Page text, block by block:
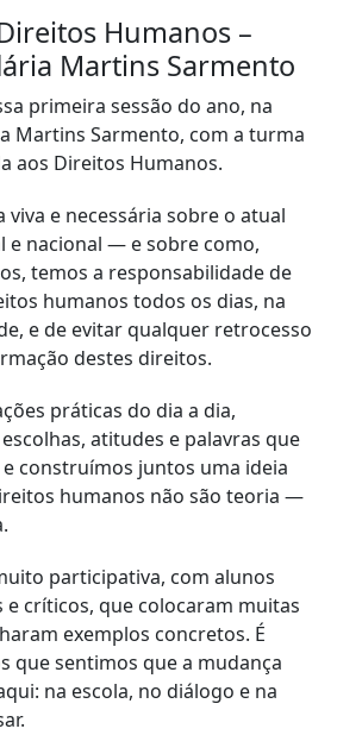
Humanos –
Martins Sarmento
primeira sessão do ano, na
Martins Sarmento, com a turma
aos Direitos Humanos.
viva e necessária sobre o atual
e nacional — e sobre como,
temos a responsabilidade de
humanos todos os dias, na
e de evitar qualquer retrocesso
destes direitos.
práticas do dia a dia,
atitudes e palavras que
construímos juntos uma ideia
humanos não são teoria —
participativa, com alunos
críticos, que colocaram muitas
exemplos concretos. É
que sentimos que a mudança
na escola, no diálogo e na